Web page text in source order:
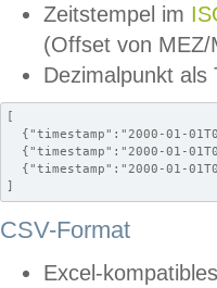
Zeitstempel im
(Offset von MEZ/
Dezimalpunkt als
[
{"timestamp":"2000-01-
{"timestamp":"2000-01-
{"timestamp":"2000-01-
]
CSV-Format
Excel-